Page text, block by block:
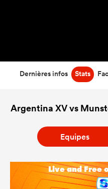
Dernières infos Stats
Argentina XV vs
Equipes